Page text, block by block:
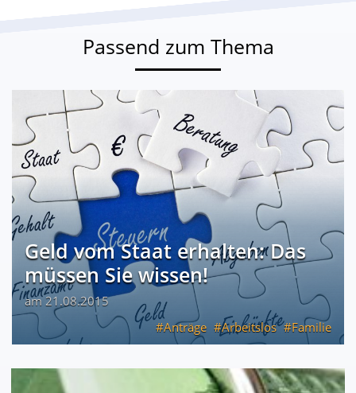
Passend zum Thema
Geld vom Staat erhalten: Das
müssen Sie wissen!
am 21.08.2015
Anträge
Arbeitslos Familie